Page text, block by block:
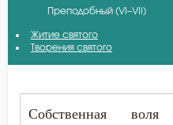
Беда
Безмолвие
Бесы
Авва Филимон
Аврелий Августин
Преподобный (VI–VII)
Житие святого
Творения святого
Собственная